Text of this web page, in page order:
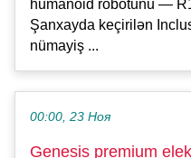
humanoid robotunu —
Şanxayda keçirilən
nümayiş ...
00:00, 23 Ноя
Genesis premium